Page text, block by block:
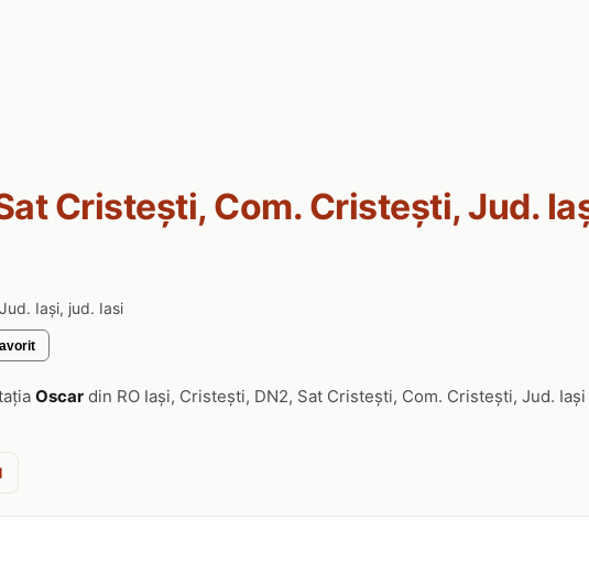
Cristești, Com. Cristești, Jud.
Iași, jud. Iasi
Oscar din RO Iași, Cristești, DN2, Sat Cristești, Com. Cristești, Jud.